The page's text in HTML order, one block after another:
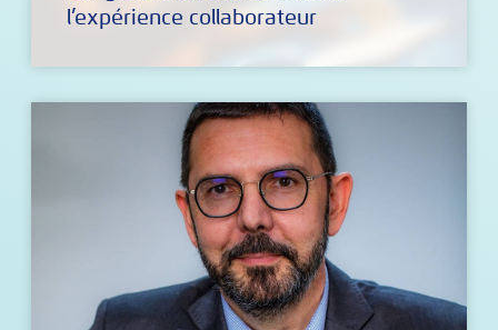
l’expérience collaborateur